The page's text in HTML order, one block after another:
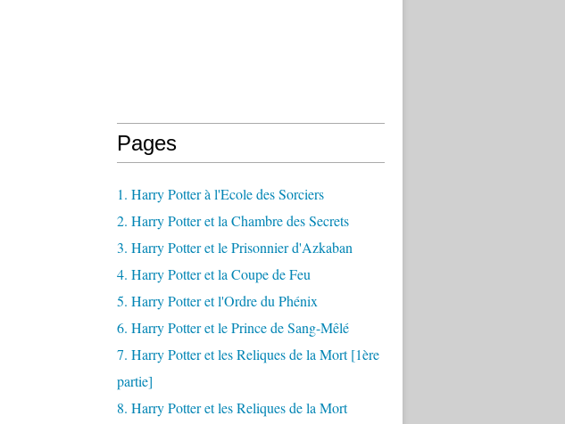
Pages
1. Harry Potter à l'Ecole des Sorciers
2. Harry Potter et la Chambre des Secrets
3. Harry Potter et le Prisonnier d'Azkaban
4. Harry Potter et la Coupe de Feu
5. Harry Potter et l'Ordre du Phénix
6. Harry Potter et le Prince de Sang-Mêlé
7. Harry Potter et les Reliques de la Mort [1ère
partie]
8. Harry Potter et les Reliques de la Mort